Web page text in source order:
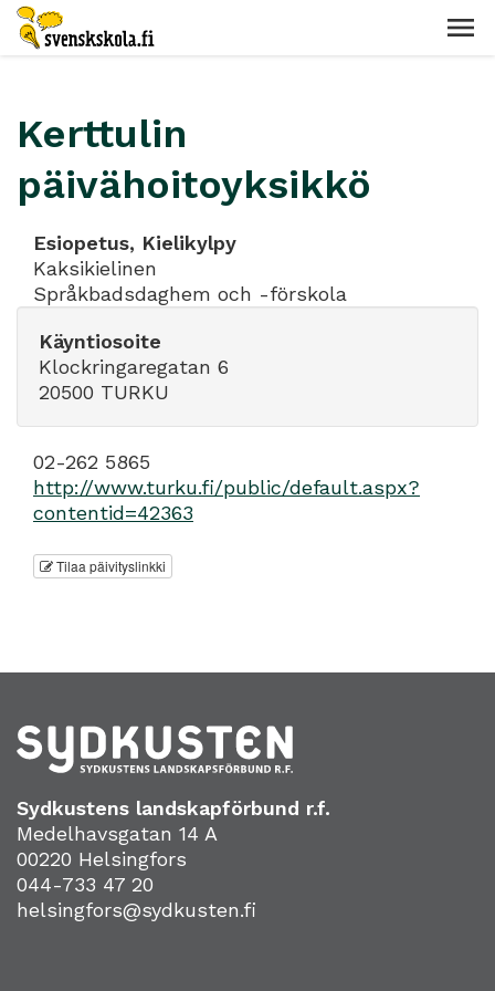
Kerttulin
päivähoitoyksikkö
Esiopetus, Kielikylpy
Kaksikielinen
Språkbadsdaghem och -förskola
Käyntiosoite
Klockringaregatan 6
20500 TURKU
02-262 5865
http://www.turku.fi/public/default.aspx?
contentid=42363
Tilaa päivityslinkki
Sydkustens landskapförbund r.f.
Medelhavsgatan 14 A
00220 Helsingfors
044-733 47 20
helsingfors@sydkusten.fi